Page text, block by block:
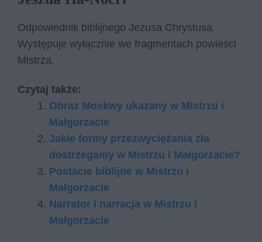
Odpowiednik biblijnego Jezusa Chrystusa.
Występuje wyłącznie we fragmentach powieści
Mistrza.
Czytaj także:
Obraz Moskwy ukazany w Mistrzu i
Małgorzacie
Jakie formy przezwyciężania zła
dostrzegamy w Mistrzu i Małgorzacie?
Postacie biblijne w Mistrzu i
Małgorzacie
Narrator i narracja w Mistrzu i
Małgorzacie